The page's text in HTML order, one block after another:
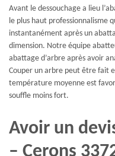
Avant le dessouchage a lieu
le plus haut professionnalisme
instantanément après un
dimension. Notre équipe
abattage d’arbre après avoir
Couper un arbre peut être fait
température moyenne est
souffle moins fort.
Avoir un
– Cerons